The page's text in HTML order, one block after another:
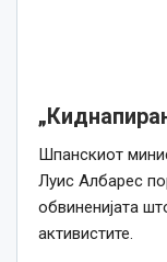
Шпанскиот
Луис Албарес
обвиненијата
активистите.